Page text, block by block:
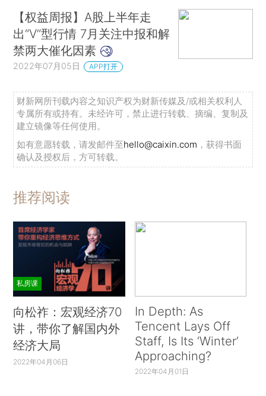
【权益周报】A股上半年走
出“V”型行情 7月关注中报和解
禁两大催化因素
2022年07月05日 APP打开
财新网所刊载内容之知识产权为财新传媒及/或相关权利人
专属所有或持有。未经许可，禁止进行转载、摘编、复制及
建立镜像等任何使用。
如有意愿转载，请发邮件至hello@caixin.com ，获得书面
确认及授权后，方可转载。
推荐阅读
私房课
向松祚：宏观经济70
讲，带你了解国内外
经济大局
2022年04月06日
In Depth: As
Tencent Lays Off
Staff, Is Its ‘Winter’
Approaching?
2022年04月01日